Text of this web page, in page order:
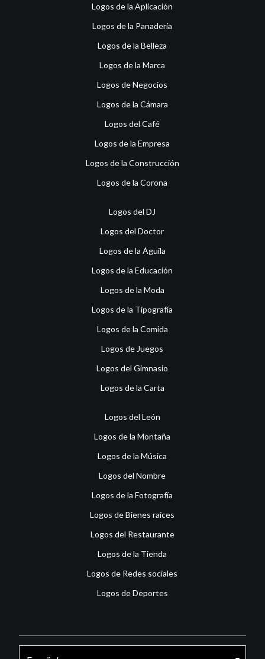
Logos de la Aplicación
Logos de la Panadería
Logos de la Belleza
Logos de la Marca
Logos de Negocios
Logos de la Cámara
Logos del Café
Logos de la Empresa
Logos de la Construcción
Logos de la Corona
Logos del DJ
Logos del Doctor
Logos de la Águila
Logos de la Educación
Logos de la Moda
Logos de la Tipografía
Logos de la Comida
Logos de Juegos
Logos del Gimnasio
Logos de la Carta
Logos del León
Logos de la Montaña
Logos de la Música
Logos del Nombre
Logos de la Fotografía
Logos de Bienes raíces
Logos del Restaurante
Logos de la Tienda
Logos de Redes sociales
Logos de Deportes